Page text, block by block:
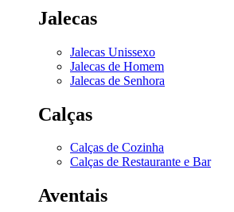
Jalecas
Jalecas Unissexo
Jalecas de Homem
Jalecas de Senhora
Calças
Calças de Cozinha
Calças de Restaurante e Bar
Aventais